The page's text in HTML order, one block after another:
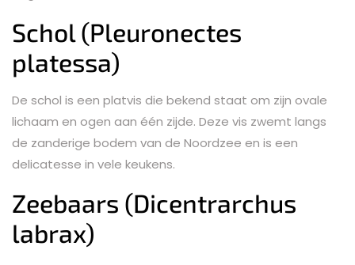
Schol (Pleuronectes
platessa)
De schol is een platvis die bekend staat om zijn ovale
lichaam en ogen aan één zijde. Deze vis zwemt langs
de zanderige bodem van de Noordzee en is een
delicatesse in vele keukens.
Zeebaars (Dicentrarchus
labrax)